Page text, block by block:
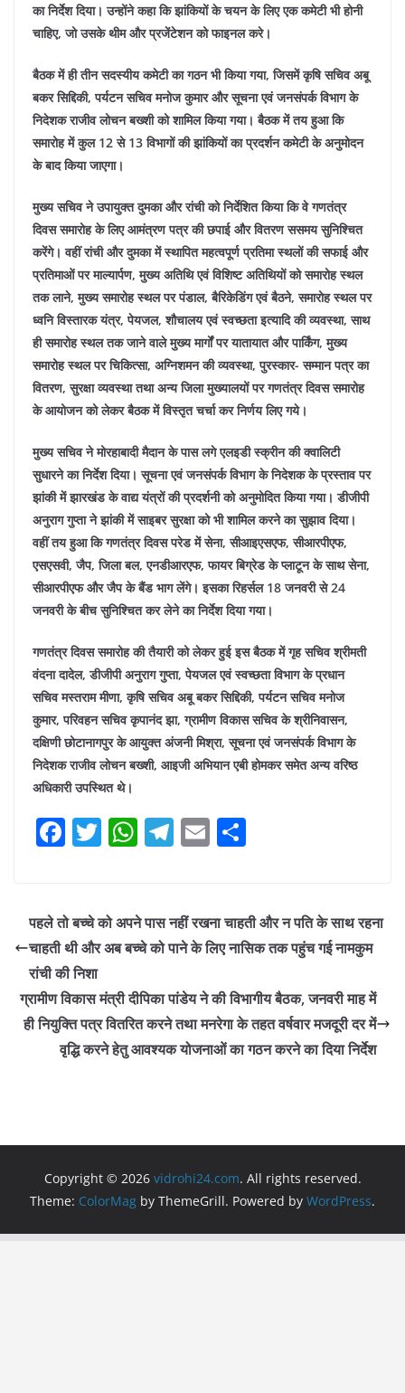
का निर्देश दिया। उन्होंने कहा कि झांकियों के चयन के लिए एक कमेटी भी होनी
चाहिए, जो उसके थीम और प्रजेंटेशन को फाइनल करे।
बैठक में ही तीन सदस्यीय कमेटी का गठन भी किया गया, जिसमें कृषि सचिव अबू
बकर सिद्दिकी, पर्यटन सचिव मनोज कुमार और सूचना एवं जनसंपर्क विभाग के
निदेशक राजीव लोचन बख्शी को शामिल किया गया। बैठक में तय हुआ कि
समारोह में कुल 12 से 13 विभागों की झांकियों का प्रदर्शन कमेटी के अनुमोदन
के बाद किया जाएगा।
मुख्य सचिव ने उपायुक्त दुमका और रांची को निर्देशित किया कि वे गणतंत्र
दिवस समारोह के लिए आमंत्रण पत्र की छपाई और वितरण ससमय सुनिश्चित
करेंगे। वहीं रांची और दुमका में स्थापित महत्वपूर्ण प्रतिमा स्थलों की सफाई और
प्रतिमाओं पर माल्यार्पण, मुख्य अतिथि एवं विशिष्ट अतिथियों को समारोह स्थल
तक लाने, मुख्य समारोह स्थल पर पंडाल, बैरिकेडिंग एवं बैठने, समारोह स्थल पर
ध्वनि विस्तारक यंत्र, पेयजल, शौचालय एवं स्वच्छता इत्यादि की व्यवस्था, साथ
ही समारोह स्थल तक जाने वाले मुख्य मार्गों पर यातायात और पार्किंग, मुख्य
समारोह स्थल पर चिकित्सा, अग्निशमन की व्यवस्था, पुरस्कार- सम्मान पत्र का
वितरण, सुरक्षा व्यवस्था तथा अन्य जिला मुख्यालयों पर गणतंत्र दिवस समारोह
के आयोजन को लेकर बैठक में विस्तृत चर्चा कर निर्णय लिए गये।
मुख्य सचिव ने मोरहाबादी मैदान के पास लगे एलइडी स्क्रीन की क्वालिटी
सुधारने का निर्देश दिया। सूचना एवं जनसंपर्क विभाग के निदेशक के प्रस्ताव पर
झांकी में झारखंड के वाद्य यंत्रों की प्रदर्शनी को अनुमोदित किया गया। डीजीपी
अनुराग गुप्ता ने झांकी में साइबर सुरक्षा को भी शामिल करने का सुझाव दिया।
वहीं तय हुआ कि गणतंत्र दिवस परेड में सेना, सीआइएसएफ, सीआरपीएफ,
एसएसवी, जैप, जिला बल, एनडीआरएफ, फायर बिग्रेड के प्लाटून के साथ सेना,
सीआरपीएफ और जैप के बैंड भाग लेंगे। इसका रिहर्सल 18 जनवरी से 24
जनवरी के बीच सुनिश्चित कर लेने का निर्देश दिया गया।
गणतंत्र दिवस समारोह की तैयारी को लेकर हुई इस बैठक में गृह सचिव श्रीमती
वंदना दादेल, डीजीपी अनुराग गुप्ता, पेयजल एवं स्वच्छता विभाग के प्रधान
सचिव मस्तराम मीणा, कृषि सचिव अबू बकर सिद्दिकी, पर्यटन सचिव मनोज
कुमार, परिवहन सचिव कृपानंद झा, ग्रामीण विकास सचिव के श्रीनिवासन,
दक्षिणी छोटानागपुर के आयुक्त अंजनी मिश्रा, सूचना एवं जनसंपर्क विभाग के
निदेशक राजीव लोचन बख्शी, आइजी अभियान एबी होमकर समेत अन्य वरिष्ठ
अधिकारी उपस्थित थे।
F
e
b
o
o
k
T
er
W
s
A
p
T
gr
a
E
l e
पहले तो बच्चे को अपने पास नहीं रखना चाहती और न पति के साथ रहना
चाहती थी और अब बच्चे को पाने के लिए नासिक तक पहुंच गई नामकुम
रांची की निशा
ग्रामीण विकास मंत्री दीपिका पांडेय ने की विभागीय बैठक, जनवरी माह में
ही नियुक्ति पत्र वितरित करने तथा मनरेगा के तहत वर्षवार मजदूरी दर में
वृद्धि करने हेतु आवश्यक योजनाओं का गठन करने का दिया निर्देश
Copyright © 2026 vidrohi24.com. All rights reserved.
Theme: ColorMag by ThemeGrill. Powered by WordPress.